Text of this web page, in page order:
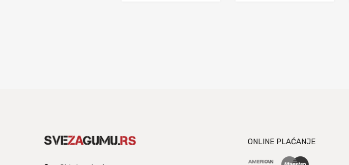
ONLINE PLAĆANJE